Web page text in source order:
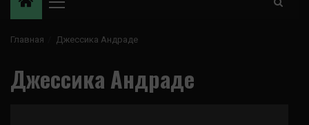
Основное
Главная Джессика Андраде
Джессика Андраде